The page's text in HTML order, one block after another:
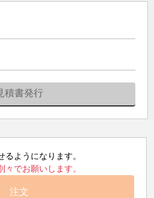
積書発行
るようになります。
々でお願いします。
注文